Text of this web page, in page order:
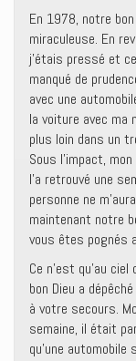
En 1978, notre bon
miraculeuse. En
j’étais pressé et
manqué de
avec une
la voiture avec ma
plus loin dans un
Sous l’impact,
l’a retrouvé une
personne ne
maintenant notre
vous êtes pognés
Ce n’est qu’au
bon Dieu a
à votre secours.
semaine, il était
qu’une automobile